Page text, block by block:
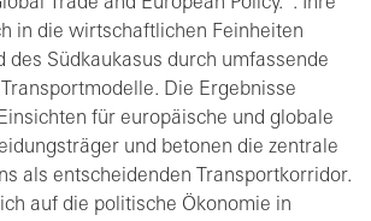
in die wirtschaftlichen Feinheiten
des Südkaukasus durch umfassende
Die Ergebnisse
für europäische und globale
und betonen die zentrale
als entscheidenden Transportkorridor.
auf die politische Ökonomie in